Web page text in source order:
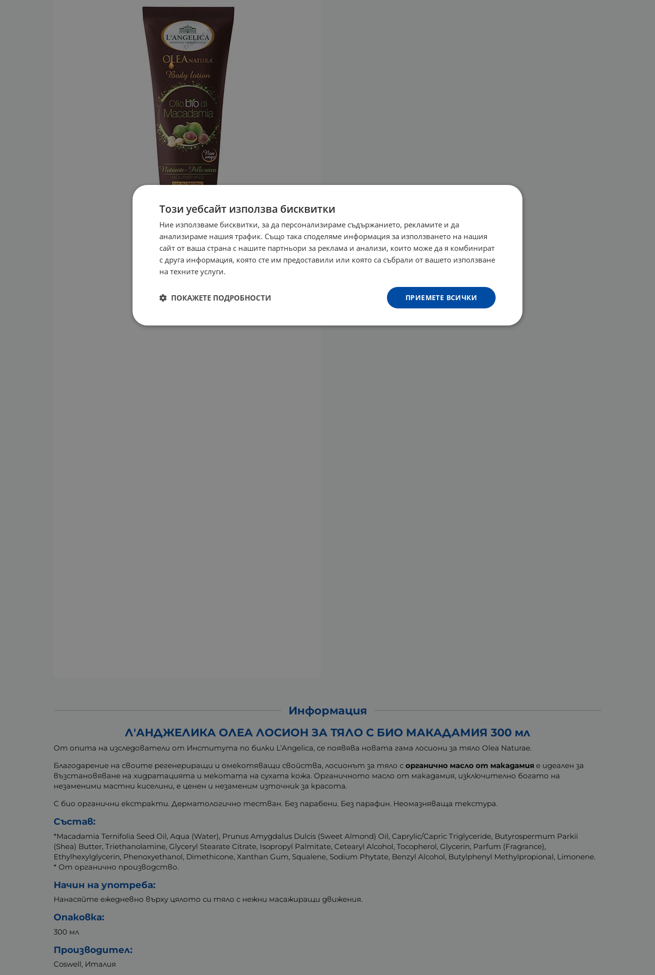
Информация
Л'АНДЖЕЛИКА ОЛЕА ЛОСИОН ЗА ТЯЛО С БИО МАКАДАМИЯ 300 мл
От опита на изследователи от Института по билки L’Angelica, се появява новата гама лосиони за тяло Olea Naturae.
Благодарение на своите регенериращи и омекотяващи свойства, лосионът за тяло сорганично масло от макадамия е идеален за
възстановяване на хидратацията и мекотата на сухата кожа. Органичното масло от макадамия, изключително богато на
незаменими мастни киселини, е ценен и незаменим източник за красота.
С био органични екстракти. Дерматологично тестван. Без парабени. Без парафин. Неомазняваща текстура.
Състав:
*Macadamia Ternifolia Seed Oil, Aqua (Water), Prunus Amygdalus Dulcis (Sweet Almond) Oil, Caprylic/Capric Triglyceride, Butyrospermum Parkii
(Shea) Butter, Triethanolamine, Glyceryl Stearate Citrate, Isopropyl Palmitate, Cetearyl Alcohol, Tocopherol, Glycerin, Parfum (Fragrance),
Ethylhexylglycerin, Phenoxyethanol, Dimethicone, Xanthan Gum, Squalene, Sodium Phytate, Benzyl Alcohol, Butylphenyl Methylpropional, Limonene.
* От органично производство.
Начин на употреба:
Нанасяйте ежедневно върху цялото си тяло с нежни масажиращи движения.
Опаковка:
300 мл
Производител:
Coswell, Италия
Този уебсайт използва бисквитки
Ние използваме бисквитки, за да персонализираме съдържанието, рекламите и да
анализираме нашия трафик. Също така споделяме информация за използването на нашия
сайт от ваша страна с нашите партньори за реклама и анализи, които може да я комбинират
с друга информация, която сте им предоставили или която са събрали от вашето използване
на техните услуги.
ПРИЕМЕТЕ ВСИЧКИ
ПОКАЖЕТЕ ПОДРОБНОСТИ